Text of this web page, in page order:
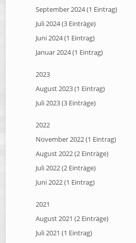
September 2024 (1 Eintrag)
Juli 2024 (3 Einträge)
Juni 2024 (1 Eintrag)
Januar 2024 (1 Eintrag)
2023
August 2023 (1 Eintrag)
Juli 2023 (3 Einträge)
2022
November 2022 (1 Eintrag)
August 2022 (2 Einträge)
Juli 2022 (2 Einträge)
Juni 2022 (1 Eintrag)
2021
August 2021 (2 Einträge)
Juli 2021 (1 Eintrag)